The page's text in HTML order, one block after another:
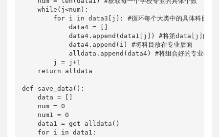
    while(j<num):
for i in data3[j]: #循环每个大类中的具体科目，刚
            data4 = []
data4.append(data1[j]) #将第data[j]的专
            data4.append(i) #将科目放在专业后面
alldata.append(data4) #将组合好的专业和科
        j = j+1
    return alldata
def save_data():
    data = []
    num = 0
    num1 = 0
    data1 = get_alldata()
    for i in data1: